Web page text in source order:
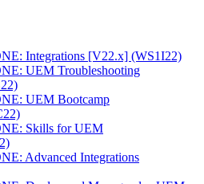
Integrations [V22.x] (WS1I22)
UEM Troubleshooting
UEM Bootcamp
Skills for UEM
Advanced Integrations